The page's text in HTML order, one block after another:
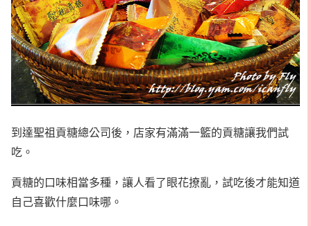
到達聖祖貢糖總公司後，店家有滿滿一籃的貢糖讓我們試
吃。
貢糖的口味相當多種，讓人看了眼花撩亂，試吃後才能知道
自己喜歡什麼口味哪。